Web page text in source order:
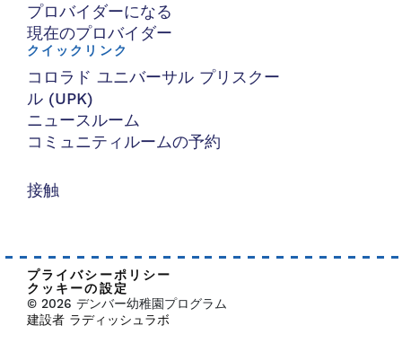
プロバイダーになる
現在のプロバイダー
クイックリンク
コロラド ユニバーサル プリスクー
ル (UPK)
ニュースルーム
コミュニティルームの予約
接触
プライバシーポリシー
クッキーの設定
© 2026 デンバー幼稚園プログラム
建設者 ラディッシュラボ